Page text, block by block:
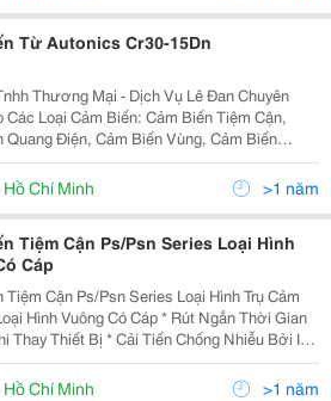
Từ Autonics Cr30-15Dn
Thương Mại - Dịch Vụ Lê Đan Chuyên
Các Loại Cảm Biến: Cảm Biến Tiệm Cận,
Quang Điện, Cảm Biến Vùng, Cảm Biến
Cửa, Cảm Biến Sợi Quang, Cảm Biến Áp
Hóa Vòng Quay Của Autonics Mọi Thông
Hồ Chí Minh >1 năm
Tiệm Cận Ps/Psn Series Loại Hình
Cáp
Tiệm Cận Ps/Psn Series Loại Hình Trụ Cảm
Vuông Có Cáp * Rút Ngắn Thời Gian
Thay Thiết Bị * Cải Tiến Chống Nhiễu Bởi Ic
Kế Riêng Biệt (Loại Dc 3-Dây) * Có Mạch
Ngược Cực Nguồn (Dc) * Có
Hồ Chí Minh >1 năm